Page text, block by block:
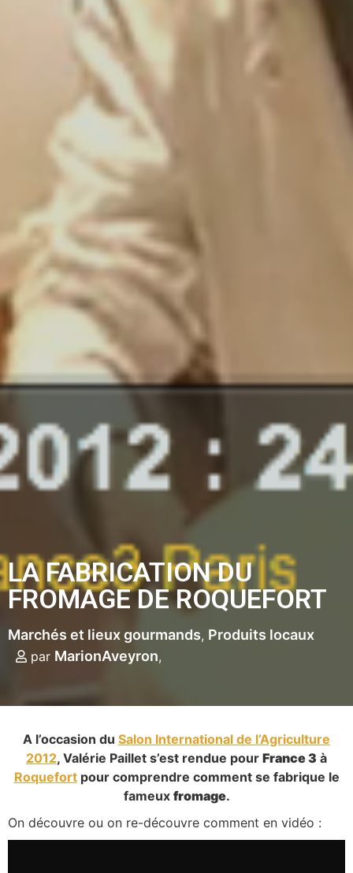
LA FABRICATION DU
FROMAGE DE ROQUEFORT
Marchés et lieux gourmands Produits locaux
par MarionAveyron
A l’occasion du Salon International de l’Agriculture
2012, Valérie Paillet s’est rendue pour France 3 à
Roquefortpour comprendre comment se fabrique le
fameux fromage.
On découvre ou on re-découvre comment en vidéo :